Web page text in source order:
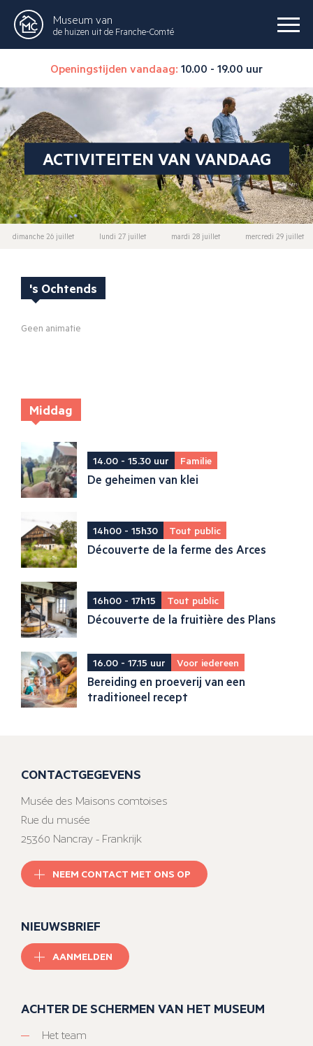
Museum van
de huizen uit de Franche-Comté
Openingstijden vandaag: 10.00 - 19.00 uur
ACTIVITEITEN VAN VANDAAG
dimanche 26 juillet lundi 27 juillet mardi 28 juillet mercredi 29 juillet
's Ochtends
Geen animatie
Middag
14.00 - 15.30 uur Familie
De geheimen van klei
14h00 - 15h30 Tout public
Découverte de la ferme des Arces
16h00 - 17h15 Tout public
Découverte de la fruitière des Plans
16.00 - 17.15 uur Voor iedereen
Bereiding en proeverij van een
traditioneel recept
CONTACTGEGEVENS
Musée des Maisons comtoises
Rue du musée
25360 Nancray - Frankrijk
NEEM CONTACT MET ONS OP
NIEUWSBRIEF
AANMELDEN
ACHTER DE SCHERMEN VAN HET MUSEUM
Het team